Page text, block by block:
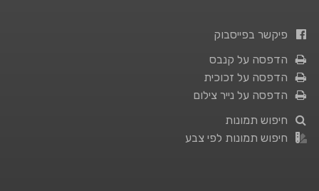
פיקשר בפייסבוק
הדפסה על קנבס
הדפסה על זכוכית
הדפסה על נייר צילום
חיפוש תמונות
חיפוש תמונות לפי צבע